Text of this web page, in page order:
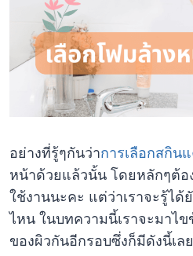
อย่างที่รู้ๆกันว่าการเลือกสกิน
หน้าด้วยแล้วนั้น โดยหลักๆต้
ใช้งานนะคะ แต่ว่าเราจะรู้ได้
ไหน ในบทความนี้เราจะมาไข
ของผิวกันอีกรอบซึ่งก็มีดังนี้เล